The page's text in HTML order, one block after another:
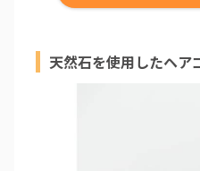
天然石を使用したヘア